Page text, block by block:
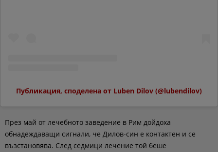
Публикация, споделена от Luben Dilov (@lubendilov)
През май от лечебното заведение в Рим дойдоха
обнадеждаващи сигнали, че Дилов-син е контактен и се
възстановява. След седмици лечение той беше